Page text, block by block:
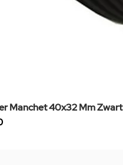
Manchet 40x32 Mm Zwart